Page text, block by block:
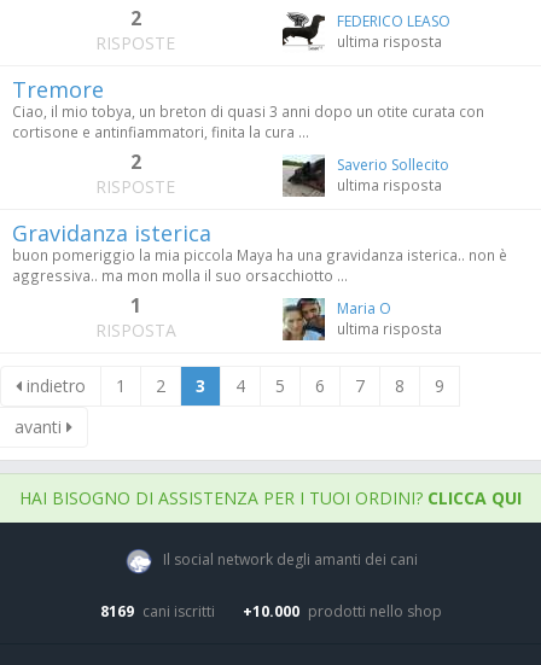
2
RISPOSTE
FEDERICO LEASO
ultima risposta
Tremore
Ciao, il mio tobya, un breton di quasi 3 anni dopo un otite curata con
cortisone e antinfiammatori, finita la cura ...
2
RISPOSTE
Saverio Sollecito
ultima risposta
Gravidanza isterica
buon pomeriggio la mia piccola Maya ha una gravidanza isterica.. non è
aggressiva.. ma mon molla il suo orsacchiotto ...
1
RISPOSTA
Maria O
ultima risposta
indietro 1 2 3 4 5 6 7 8
9
avanti
HAI BISOGNO DI ASSISTENZA PER I TUOI ORDINI? CLICCA QUI
Il social network degli amanti dei cani
8169 cani iscritti +10.000 prodotti nello shop